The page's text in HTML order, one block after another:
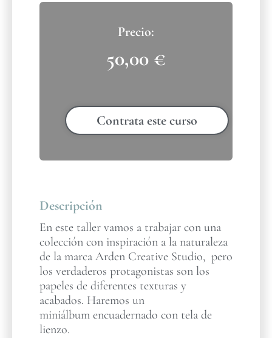
50,00 €
Contrata este curso
Descripción
En este taller vamos a trabajar con una
colección con inspiración a la naturaleza
de la marca Arden Creative Studio, pero
los verdaderos protagonistas son los
papeles de diferentes texturas y
acabados. Haremos un
miniálbum encuadernado con tela de
lienzo.